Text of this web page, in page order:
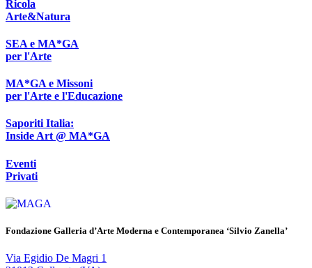
Ricola
Arte&Natura
SEA e MA*GA
per l'Arte
MA*GA e Missoni
per l'Arte e l'Educazione
Saporiti Italia:
Inside Art @ MA*GA
Eventi
Privati
Fondazione Galleria d’Arte Moderna e Contemporanea ‘Silvio Zanella’
Via Egidio De Magri 1